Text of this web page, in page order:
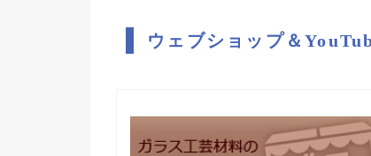
ウェブショップ＆